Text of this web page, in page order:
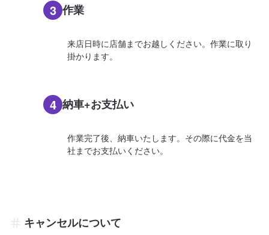
3 作業
来店日時に店舗までお越しください。作業に取り
掛かります。
4 納車+お支払い
作業完了後、納車いたします。その際に代金を当
社までお支払いください。
キャンセルについて